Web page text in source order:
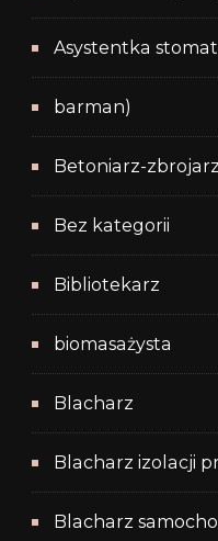
Asystentka
barman)
Betoniarz-zbrojarz
Bez kategorii
Bibliotekarz
biomasażysta
Blacharz
Blacharz izolacji
Blacharz